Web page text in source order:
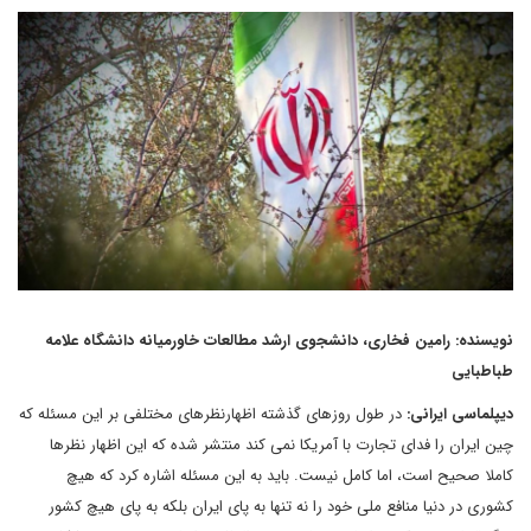
نویسنده: رامین فخاری، دانشجوی ارشد مطالعات خاورمیانه دانشگاه علامه
طباطبایی
دیپلماسی ایرانی: در طول روزهای گذشته اظهارنظرهای مختلفی بر این مسئله که
چین ایران را فدای تجارت با آمریکا نمی کند منتشر شده که این اظهار نظرها
کاملا صحیح است، اما کامل نیست. باید به این مسئله اشاره کرد که هیچ
کشوری در دنیا منافع ملی خود را نه تنها به پای ایران بلکه به پای هیچ کشور